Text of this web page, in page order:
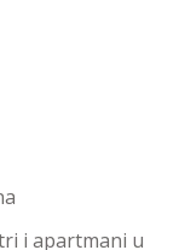
i apartmani u